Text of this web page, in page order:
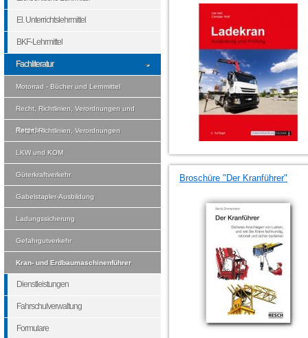
Broschüre "Der Kranführer"
El. Unterrichtslehrmittel
BKF-Lehrmittel
Fachliteratur
Motorrad - Bücher und Lernmittel
Recht, Richtlinien, Verordnungen und
Ratgeber
Recht, Richtlinien, Verordnungen
LKW und KOM
Güterkraftverkehr
Gabelstapler-Ausbildung
Ladungssicherung
Gefahrgutverkehr
Kran- und Erdbaumaschinenführer
Dienstleistungen
Fahrschulverwaltung
Formulare